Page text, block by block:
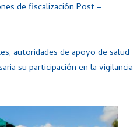
de fiscalización Post –
autoridades de apoyo de salud
su participación en la vigilancia